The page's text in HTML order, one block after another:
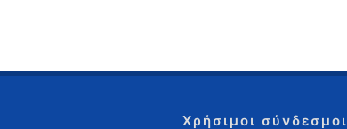
Χρήσιμοι σύνδεσμοι